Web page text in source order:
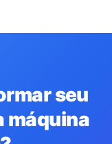
seu
máquina